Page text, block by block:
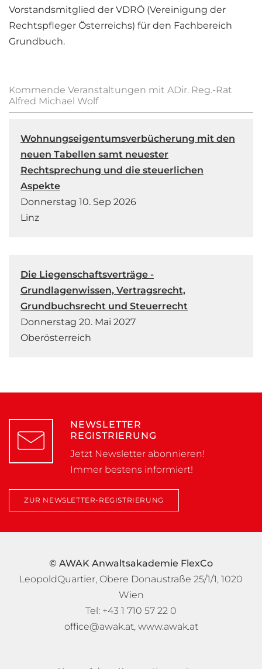
Vorstandsmitglied der VDRÖ (Vereinigung der
Rechtspfleger Österreichs) für den Fachbereich
Grundbuch.
Kommende Veranstaltungen mit ADir. Reg.-Rat
Alfred Michael Wolf
Wohnungseigentumsverbücherung mit den
neuen Tabellen samt neuester
Rechtsprechung und die steuerlichen
Aspekte
Donnerstag 10. Sep 2026
Linz
Die Liegenschaftsverträge -
Grundlagenwissen, Vertragsrecht,
Grundbuchsrecht und Steuerrecht
Donnerstag 20. Mai 2027
Oberösterreich
NEWSLETTER
REGISTRIERUNG
Jetzt Newsletter abonnieren!
Immer bestens informiert!
ZUR NEWSLETTER-REGISTRIERUNG
© AWAK Anwaltsakademie FlexCo
LeopoldQuartier, Obere Donaustraße 25/1/1, 1020
Wien
Tel: +43 1 710 57 22 0
office@awak.at, www.awak.at